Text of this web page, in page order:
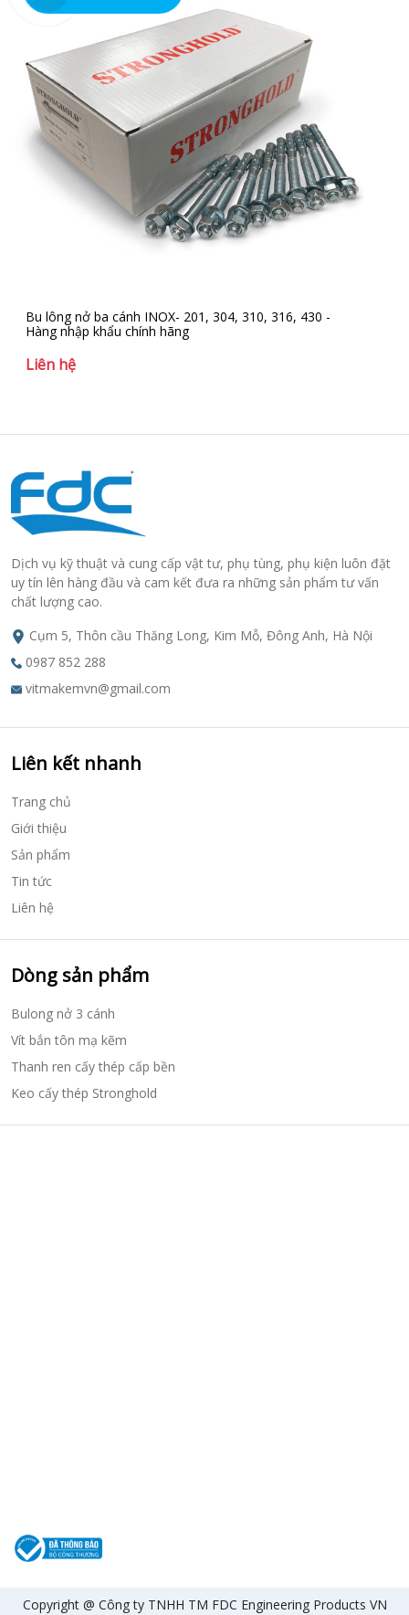
Bu lông nở ba cánh INOX- 201, 304, 310, 316, 430 -
Hàng nhập khẩu chính hãng
Liên hệ
Dịch vụ kỹ thuật và cung cấp vật tư, phụ tùng, phụ kiện luôn đặt
uy tín lên hàng đầu và cam kết đưa ra những sản phẩm tư vấn
chất lượng cao.
Cụm 5, Thôn cầu Thăng Long, Kim Mỗ, Đông Anh, Hà Nội
0987 852 288
vitmakemvn@gmail.com
Liên kết nhanh
Trang chủ
Giới thiệu
Sản phẩm
Tin tức
Liên hệ
Dòng sản phẩm
Bulong nở 3 cánh
Vít bắn tôn mạ kẽm
Thanh ren cấy thép cấp bền
Keo cấy thép Stronghold
Copyright @ Công ty TNHH TM FDC Engineering Products VN